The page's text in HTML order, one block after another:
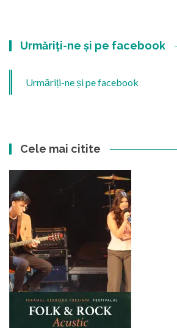
Urmăriți-ne și pe facebook
Urmăriți-ne și pe facebook
Cele mai citite